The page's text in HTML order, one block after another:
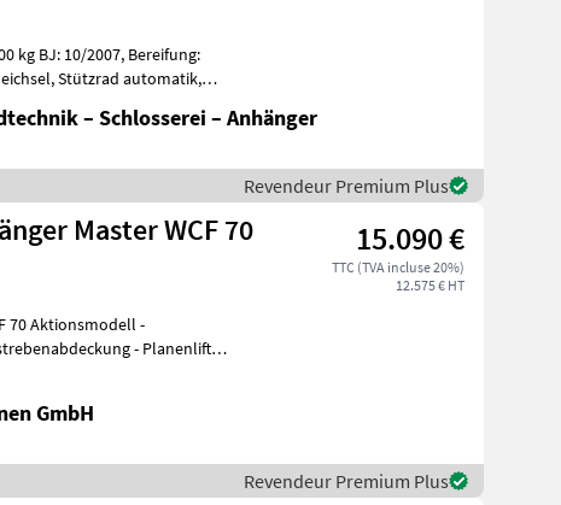
– Schlosserei – Anhänger
Revendeur Premium Plus
Master WCF 70
15.090 €
TTC (TVA incluse 20%)
12.575 € HT
70 Aktionsmodell -
- Planenlift
GmbH
Revendeur Premium Plus